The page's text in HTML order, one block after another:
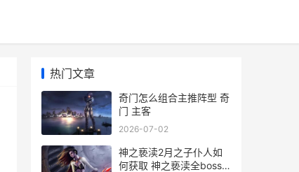
热门文章
奇门怎么组合主推阵型 奇
门 主客
2026-07-02
神之亵渎2月之子仆人如
何获取 神之亵渎全boss